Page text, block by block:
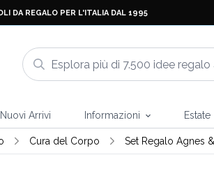
DA REGALO PER L'ITALIA DAL 1995
Nuovi Arrivi Informazioni Estate
Cura del Corpo Set Regalo Agnes